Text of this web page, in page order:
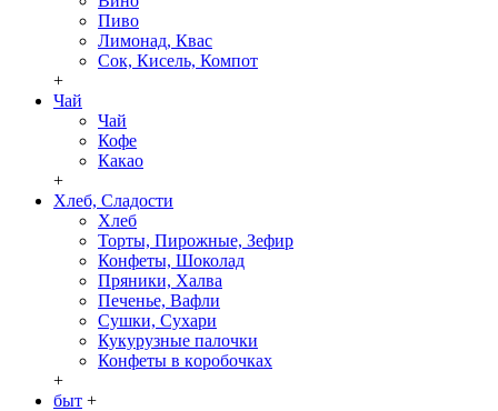
Пиво
Лимонад, Квас
Сок, Кисель, Компот
+
Чай
Чай
Кофе
Какао
+
Хлеб, Сладости
Хлеб
Торты, Пирожные, Зефир
Конфеты, Шоколад
Пряники, Халва
Печенье, Вафли
Сушки, Сухари
Кукурузные палочки
Конфеты в кoробочках
+
быт +